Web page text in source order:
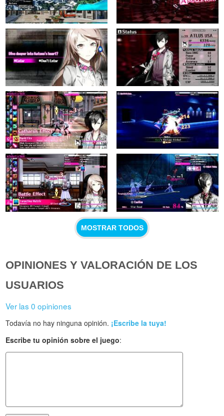
MOSTRAR TODOS
OPINIONES Y VALORACIÓN DE LOS
USUARIOS
Ver las 0 opiniones
Todavía no hay ninguna opinión. ¡Escribe la tuya!
Escribe tu opinión sobre el juego: